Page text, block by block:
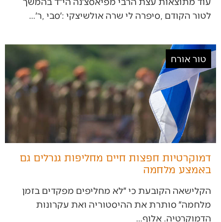
‬לטור‭ ‬הקודם‭, ‬סיפרה‭ ‬לי‭ ‬שרה‭ ‬אולשיצקי‭: ‬׳סבי‭, ‬ר׳‭…
טור אורח
דמוקרטיות חפצות חיים מחליפות גנרלים גם
באמצע מלחמה
הקלישאה הקובעת כי ״לא מחליפים מפקדים בזמן
מלחמה״ סותרת את ההיסטוריה ואת עקרונות
הדמוקרטיה. אלוף…